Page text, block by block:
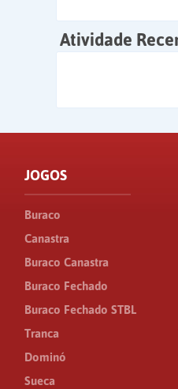
Atividade
JOGOS
Buraco
Canastra
Buraco Canastra
Buraco Fechado
Buraco Fechado STBL
Tranca
Dominó
Sueca